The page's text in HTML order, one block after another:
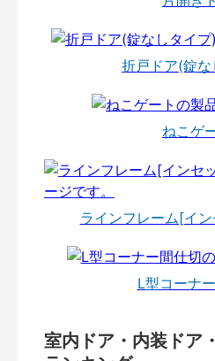
折戸ドア(錠な
ねこゲ
ラインフレーム[イ
L型コーナ
室内ドア・内装ドア